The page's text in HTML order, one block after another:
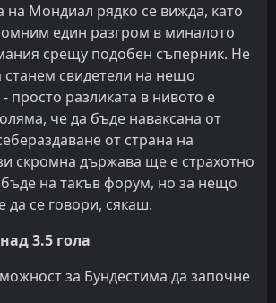
на Мондиал рядко се вижда, като
един разгром в миналото
срещу подобен съперник. Не
станем свидетели на нещо
просто разликата в нивото е
че да бъде наваксана от
от страна на
скромна държава ще е страхотно
на такъв форум, но за нещо
се говори, сякаш.
3.5 гола
за Бундестима да започне